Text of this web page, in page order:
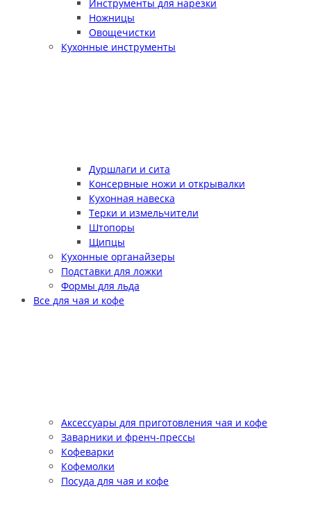
Инструменты для нарезки
Ножницы
Овощечистки
Кухонные инструменты
Дуршлаги и сита
Консервные ножи и открывалки
Кухонная навеска
Терки и измельчители
Штопоры
Щипцы
Кухонные органайзеры
Подставки для ложки
Формы для льда
Все для чая и кофе
Аксессуары для приготовления чая и кофе
Заварники и френч-прессы
Кофеварки
Кофемолки
Посуда для чая и кофе